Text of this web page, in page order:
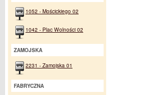
1052 - Mościckiego 02
1042 - Plac Wolności 02
ZAMOJSKA
2231 - Zamojska 01
FABRYCZNA